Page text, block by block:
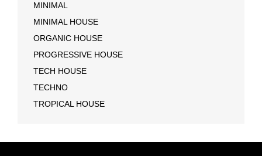
MINIMAL
MINIMAL HOUSE
ORGANIC HOUSE
PROGRESSIVE HOUSE
TECH HOUSE
TECHNO
TROPICAL HOUSE